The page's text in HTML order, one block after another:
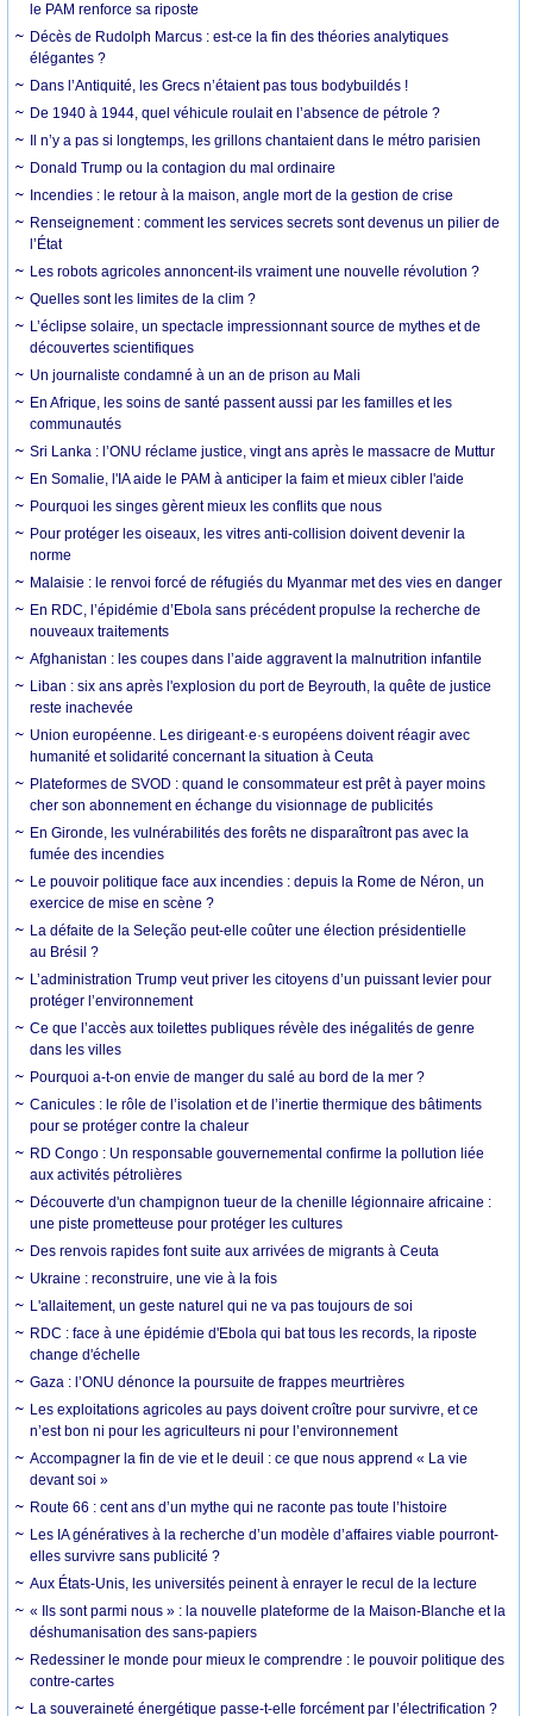
le PAM renforce sa riposte
Décès de Rudolph Marcus : est-ce la fin des théories analytiques
élégantes ?
Dans l’Antiquité, les Grecs n’étaient pas tous bodybuildés !
De 1940 à 1944, quel véhicule roulait en l’absence de pétrole ?
Il n’y a pas si longtemps, les grillons chantaient dans le métro parisien
Donald Trump ou la contagion du mal ordinaire
Incendies : le retour à la maison, angle mort de la gestion de crise
Renseignement : comment les services secrets sont devenus un pilier de
l’État
Les robots agricoles annoncent-ils vraiment une nouvelle révolution ?
Quelles sont les limites de la clim ?
L’éclipse solaire, un spectacle impressionnant source de mythes et de
découvertes scientifiques
Un journaliste condamné à un an de prison au Mali
En Afrique, les soins de santé passent aussi par les familles et les
communautés
Sri Lanka : l’ONU réclame justice, vingt ans après le massacre de Muttur
En Somalie, l'IA aide le PAM à anticiper la faim et mieux cibler l'aide
Pourquoi les singes gèrent mieux les conflits que nous
Pour protéger les oiseaux, les vitres anti-collision doivent devenir la
norme
Malaisie : le renvoi forcé de réfugiés du Myanmar met des vies en danger
En RDC, l’épidémie d’Ebola sans précédent propulse la recherche de
nouveaux traitements
Afghanistan : les coupes dans l’aide aggravent la malnutrition infantile
Liban : six ans après l'explosion du port de Beyrouth, la quête de justice
reste inachevée
Union européenne. Les dirigeant·e·s européens doivent réagir avec
humanité et solidarité concernant la situation à Ceuta
Plateformes de SVOD : quand le consommateur est prêt à payer moins
cher son abonnement en échange du visionnage de publicités
En Gironde, les vulnérabilités des forêts ne disparaîtront pas avec la
fumée des incendies
Le pouvoir politique face aux incendies : depuis la Rome de Néron, un
exercice de mise en scène ?
La défaite de la Seleção peut-elle coûter une élection présidentielle
au Brésil ?
L’administration Trump veut priver les citoyens d’un puissant levier pour
protéger l’environnement
Ce que l’accès aux toilettes publiques révèle des inégalités de genre
dans les villes
Pourquoi a-t-on envie de manger du salé au bord de la mer ?
Canicules : le rôle de l’isolation et de l’inertie thermique des bâtiments
pour se protéger contre la chaleur
RD Congo : Un responsable gouvernemental confirme la pollution liée
aux activités pétrolières
Découverte d'un champignon tueur de la chenille légionnaire africaine :
une piste prometteuse pour protéger les cultures
Des renvois rapides font suite aux arrivées de migrants à Ceuta
Ukraine : reconstruire, une vie à la fois
L'allaitement, un geste naturel qui ne va pas toujours de soi
RDC : face à une épidémie d'Ebola qui bat tous les records, la riposte
change d'échelle
Gaza : l’ONU dénonce la poursuite de frappes meurtrières
Les exploitations agricoles au pays doivent croître pour survivre, et ce
n’est bon ni pour les agriculteurs ni pour l’environnement
Accompagner la fin de vie et le deuil : ce que nous apprend « La vie
devant soi »
Route 66 : cent ans d’un mythe qui ne raconte pas toute l’histoire
Les IA génératives à la recherche d’un modèle d’affaires viable pourront-
elles survivre sans publicité ?
Aux États-Unis, les universités peinent à enrayer le recul de la lecture
« Ils sont parmi nous » : la nouvelle plateforme de la Maison-Blanche et la
déshumanisation des sans-papiers
Redessiner le monde pour mieux le comprendre : le pouvoir politique des
contre-cartes
La souveraineté énergétique passe-t-elle forcément par l’électrification ?